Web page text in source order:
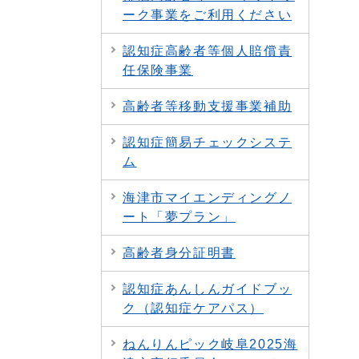
ーク事業をご利用ください
認知症高齢者等個人賠償責
任保険事業
高齢者等移動支援事業補助
認知症簡易チェックシステ
ム
海津市マイエンディングノ
ート「夢プラン」
高齢者身分証明書
認知症あんしんガイドブッ
ク（認知症ケアパス）
ねんりんピック岐阜2025海